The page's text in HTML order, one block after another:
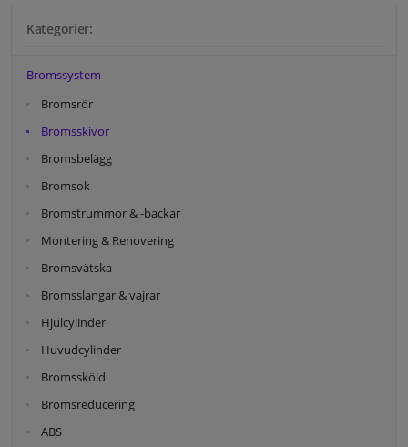
Kategorier:
Bromssystem
Bromsrör
Bromsskivor
Bromsbelägg
Bromsok
Bromstrummor & -backar
Montering & Renovering
Bromsvätska
Bromsslangar & vajrar
Hjulcylinder
Huvudcylinder
Bromssköld
Bromsreducering
ABS